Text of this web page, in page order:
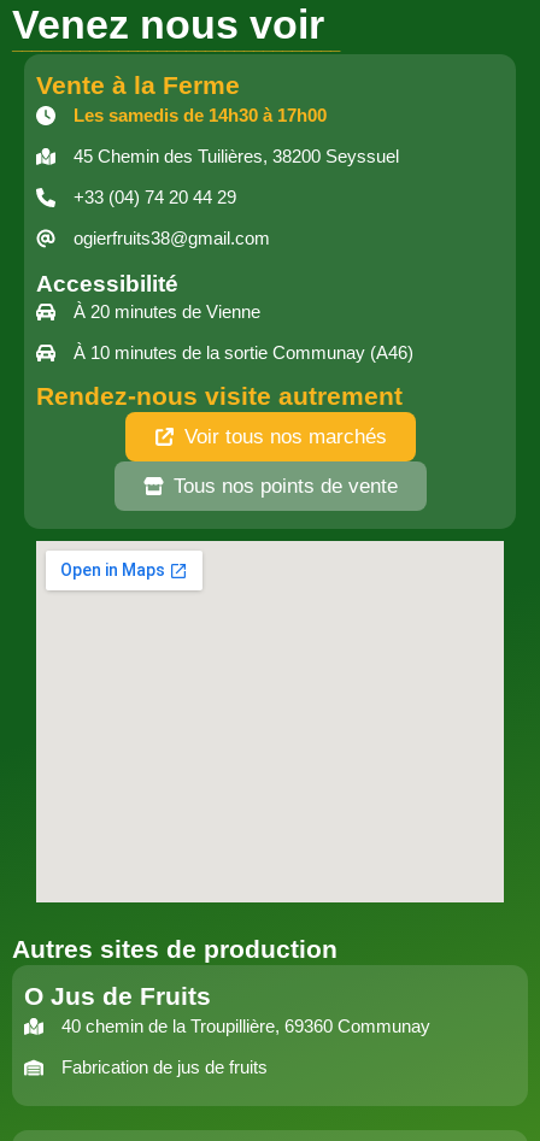
Venez nous voir
__________________________________
Vente à la Ferme
Les samedis de 14h30 à 17h00
45 Chemin des Tuilières, 38200 Seyssuel
+33 (04) 74 20 44 29
ogierfruits38@gmail.com
Accessibilité
À 20 minutes de Vienne
À 10 minutes de la sortie Communay (A46)
Rendez-nous visite autrement
Voir tous nos marchés
Tous nos points de vente
Autres sites de production
O Jus de Fruits
40 chemin de la Troupillière, 69360 Communay
Fabrication de jus de fruits